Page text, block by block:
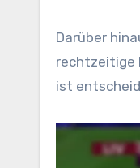
Darüber
rechtzeitige
ist